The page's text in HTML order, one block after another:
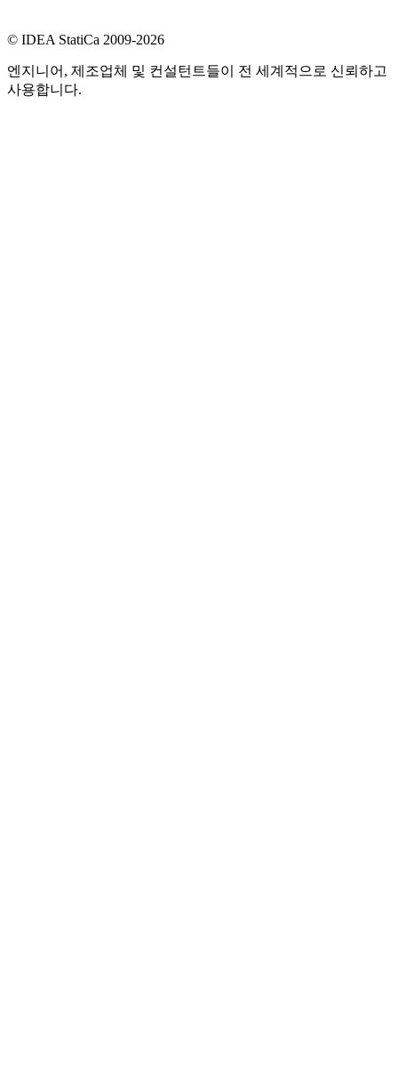
© IDEA StatiCa 2009-2026
엔지니어, 제조업체 및 컨설턴트들이 전 세계적으로 신뢰하고
사용합니다.